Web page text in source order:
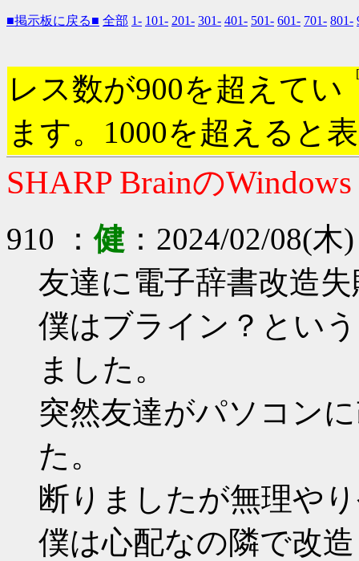
■掲示板に戻る■ 全部 1- 101- 201- 301- 401- 501- 601- 701- 801-
レス数が900を超えてい
ます。1000を超えると
SHARP Brainの
910 ：健 ：2024/02/08(
友達に電子辞書改造
僕はブライン？とい
ました。
突然友達がパソコン
た。
断りましたが無理や
僕は心配なの隣で改